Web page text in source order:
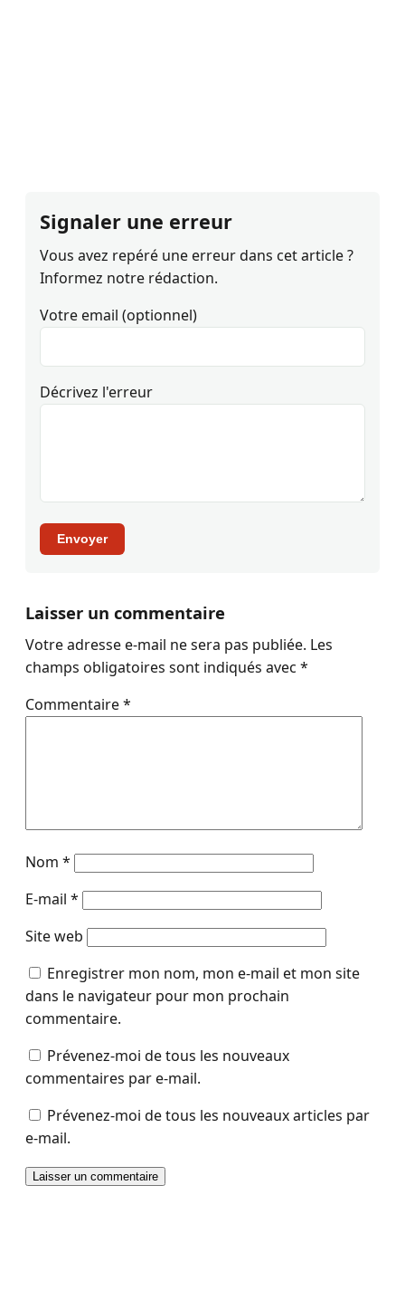
Signaler une erreur
Vous avez repéré une erreur dans cet article ?
Informez notre rédaction.
Votre email (optionnel)
Décrivez l'erreur
Envoyer
Laisser un commentaire
Votre adresse e-mail ne sera pas publiée. Les
champs obligatoires sont indiqués avec *
Commentaire*
Nom *
E-mail *
Site web
Enregistrer mon nom, mon e-mail et mon site
dans le navigateur pour mon prochain
commentaire.
Prévenez-moi de tous les nouveaux
commentaires par e-mail.
Prévenez-moi de tous les nouveaux articles par
e-mail.